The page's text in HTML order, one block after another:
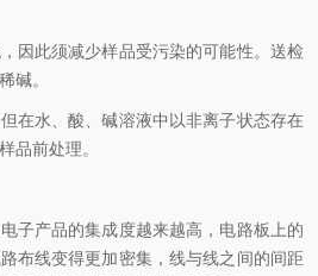
因此须减少样品受污染的可能性。送检
碱。
在水、酸、碱溶液中以非离子状态存在
品前处理。
子产品的集成度越来越高，电路板上的
布线变得更加密集，线与线之间的间距